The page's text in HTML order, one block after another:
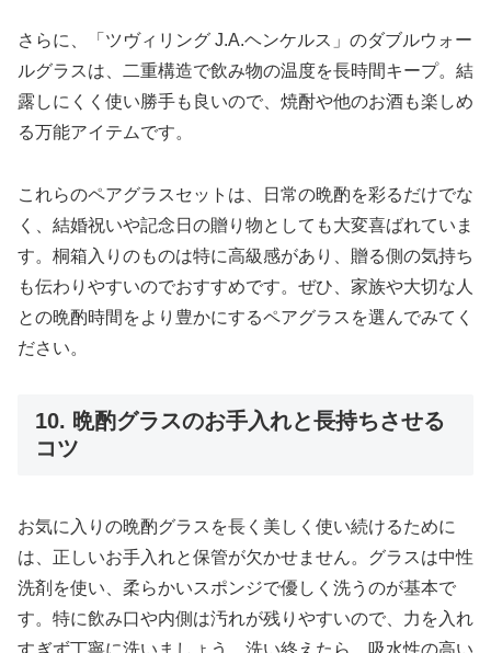
さらに、「ツヴィリング J.A.ヘンケルス」のダブルウォー
ルグラスは、二重構造で飲み物の温度を長時間キープ。結
露しにくく使い勝手も良いので、焼酎や他のお酒も楽しめ
る万能アイテムです。
これらのペアグラスセットは、日常の晩酌を彩るだけでな
く、結婚祝いや記念日の贈り物としても大変喜ばれていま
す。桐箱入りのものは特に高級感があり、贈る側の気持ち
も伝わりやすいのでおすすめです。ぜひ、家族や大切な人
との晩酌時間をより豊かにするペアグラスを選んでみてく
ださい。
10. 晩酌グラスのお手入れと長持ちさせる
コツ
お気に入りの晩酌グラスを長く美しく使い続けるために
は、正しいお手入れと保管が欠かせません。グラスは中性
洗剤を使い、柔らかいスポンジで優しく洗うのが基本で
す。特に飲み口や内側は汚れが残りやすいので、力を入れ
すぎず丁寧に洗いましょう。洗い終えたら、吸水性の高い